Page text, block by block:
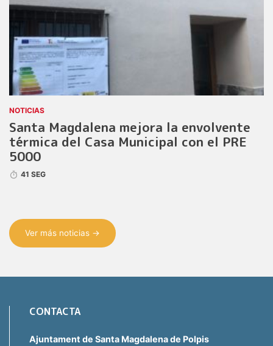
NOTICIAS
Santa Magdalena mejora la envolvente
térmica del Casa Municipal con el PRE
5000
41 SEG
Ver más noticias →
CONTACTA
Ajuntament de Santa Magdalena de Polpis